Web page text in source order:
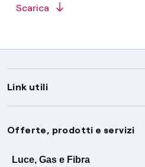
Scarica
Link utili
Assistenza
Avvisi
Servizi
Offerte, prodotti e servizi
Luce, Gas e Fibra